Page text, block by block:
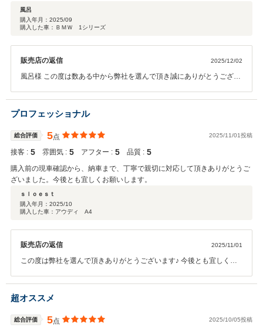
風呂
購入年月： 2025/09
購入した車：ＢＭＷ 1シリーズ
販売店の返信 2025/12/02
風呂様 この度は数ある中から弊社を選んで頂き誠にありがとうござい
プロフェッショナル
総合評価 5点 2025/11/01投稿
接客 : 5 雰囲気 : 5 アフター : 5 品質 : 5
購入前の現車確認から、納車まで、丁寧で親切に対応して頂きありがとうご
ざいました。今後とも宜しくお願いします。
ｓｌｏｅｓｔ
購入年月： 2025/10
購入した車：アウディ A4
販売店の返信 2025/11/01
この度は弊社を選んで頂きありがとうございます♪ 今後とも宜しくお
超オススメ
総合評価 5点 2025/10/05投稿